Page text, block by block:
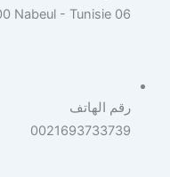
06 Rue Ibn Khaldoun Immeuble B1, 8000 Nabeul - Tunisie
رقم الهاتف
0021693733739